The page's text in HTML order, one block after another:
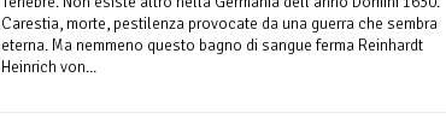
Carestia, morte, pestilenza provocate da una guerra che sembra
eterna. Ma nemmeno questo bagno di sangue ferma Reinhardt
Heinrich von...